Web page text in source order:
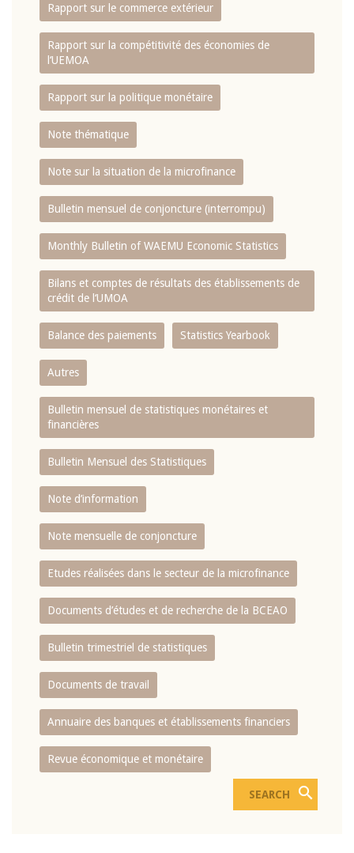
Rapport sur le commerce extérieur
Rapport sur la compétitivité des économies de
l‘UEMOA
Rapport sur la politique monétaire
Note thématique
Note sur la situation de la microfinance
Bulletin mensuel de conjoncture (interrompu)
Monthly Bulletin of WAEMU Economic Statistics
Bilans et comptes de résultats des établissements de
crédit de l‘UMOA
Balance des paiements Statistics Yearbook
Autres
Bulletin mensuel de statistiques monétaires et
financières
Bulletin Mensuel des Statistiques
Note d’information
Note mensuelle de conjoncture
Etudes réalisées dans le secteur de la microfinance
Documents d’études et de recherche de la BCEAO
Bulletin trimestriel de statistiques
Documents de travail
Annuaire des banques et établissements financiers
Revue économique et monétaire